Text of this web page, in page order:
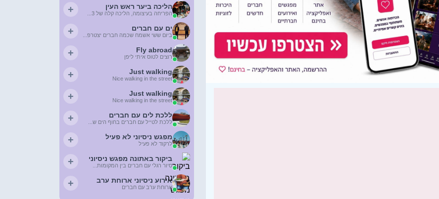
הליכה ביער ראש העין
הפריחה בעיצומה, הליכה קלה של 3... +
ים עם חברים
ביום ששי אשמח שכמה חברים יצטרפ... +
Fly abroad
רוצים לטוס איתי ליפן +
Just walking
Nice walking in the street
+
Just walking
Nice walking in the street
+
ללכת לים עם חברים
ללכת לטייל עם חברים בחוף הים ש... +
מפגש ניסיוני לא פעיל
לרקוד לא פעיל +
ביקור באתונה מפגש ניסיוני
סיור רגלי עם חברים בין המקומות... +
אירוע ניסיוני ארוחת ערב
ארוחת ערב עם חברים +